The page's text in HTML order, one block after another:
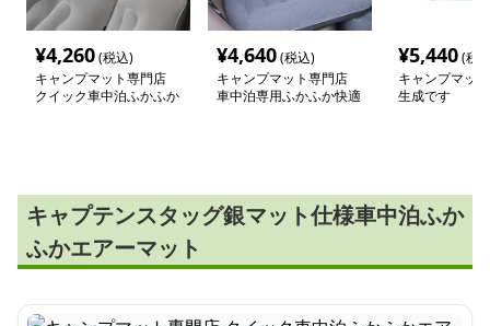
¥4,260(税込)
キャンプマット専門店
クイック車中泊ふかふか
¥4,640(税込)
キャンプマット専門店
車中泊専用ふかふか快適
¥5,440(税
キャンプマッ
生成です
キャプテンスタッグ銀マット仕様車中泊ふか
ふかエアーマット